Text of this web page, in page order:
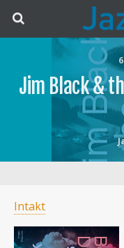
Jim Black &
Intakt